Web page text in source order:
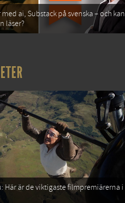
ai, Substack på svenska – och kan
läser?
Här är de viktigaste filmpremiärerna i